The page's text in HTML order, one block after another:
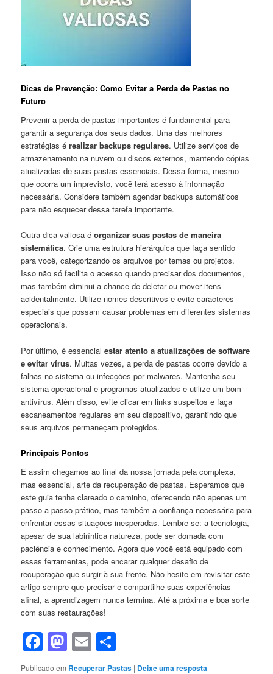
Dicas de Prevenção:⁤ Como Evitar a Perda de Pastas no
Futuro
Prevenir a perda de‌ pastas importantes é fundamental para
garantir a segurança dos seus dados. ⁤Uma das melhores
estratégias érealizar backups regulares. Utilize serviços de
armazenamento na nuvem⁢ ou discos⁤ externos,⁢ mantendo cópias
atualizadas de suas pastas essenciais. Dessa forma, mesmo
que ocorra⁣ um imprevisto, você ‍terá acesso à informação
necessária. Considere também agendar backups automáticos
para não esquecer dessa tarefa importante.
Outra ⁤dica valiosa éorganizar suas pastas de maneira
sistemática. ​Crie uma estrutura hierárquica que faça sentido​
para‌ você, categorizando os arquivos ​por temas ou projetos.
⁢Isso‌ não só facilita‌ o acesso ‍quando precisar dos documentos,
mas também diminui a chance de deletar ‍ou mover itens
acidentalmente. Utilize nomes descritivos ‍e evite⁢ caracteres
especiais que ⁣possam causar problemas⁤ em diferentes sistemas
operacionais.
Por último, é essencialestar⁢ atento a⁣ atualizações ⁤de software
⁤e evitar vírus. Muitas‌ vezes, ⁣a perda de pastas ocorre devido a
falhas no sistema ou⁤ infecções por malwares. Mantenha seu
sistema operacional e programas atualizados e utilize um bom
antivírus. Além disso, evite clicar ⁢em links suspeitos e faça
escaneamentos regulares em seu dispositivo, garantindo que
seus arquivos permaneçam protegidos.
Principais Pontos
E assim chegamos ao final da‌ nossa jornada pela‍ complexa,
mas essencial, ⁣arte da recuperação ⁤de pastas. Esperamos que
este guia tenha clareado o caminho, ⁢oferecendo não apenas um
passo a passo prático, mas também a ​confiança necessária para
enfrentar essas situações⁤ inesperadas.⁣ Lembre-se: a​ tecnologia,
apesar de​ sua labiríntica natureza, pode ser domada com
paciência e conhecimento. Agora ​que você‍ está equipado com
essas ferramentas, pode ‌encarar qualquer desafio de
recuperação que surgir à ⁣sua frente. Não ​hesite em revisitar⁤ este
⁣artigo sempre ⁤que precisar ​e compartilhe suas experiências –
afinal, a ⁢aprendizagem nunca termina. Até a⁣ próxima e boa sorte
com suas restaurações!
Facebook
Mastodon
Email
Publicado em Recuperar Pastas | Deixe uma resposta